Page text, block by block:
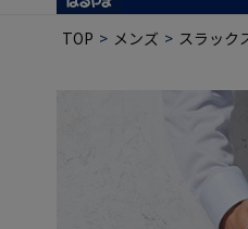
TOP メンズ スラック